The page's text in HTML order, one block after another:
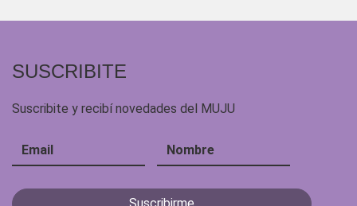
SUSCRIBITE
Suscribite y recibí novedades del MUJU